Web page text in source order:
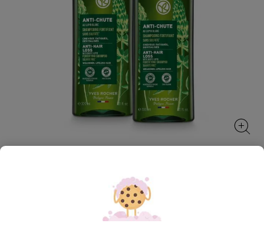
Duo Shampooings Fortifiant Anti-
Chute